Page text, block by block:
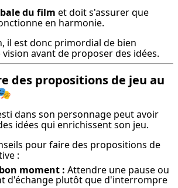
du film et doit s'assurer que
en harmonie.
il est donc primordial de bien
avant de proposer des idées.
des propositions de jeu au
dans son personnage peut avoir
idées qui enrichissent son jeu.
pour faire des propositions de
:
moment : Attendre une pause ou
d'échange plutôt que d'interrompre